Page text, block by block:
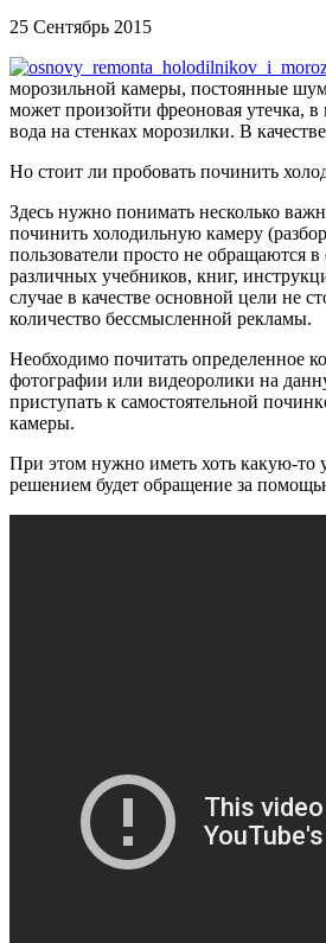
25 Сентябрь 2015
морозильной камеры, постоянные
может произойти фреоновая утечка, в
вода на стенках морозилки. В
Но стоит ли пробовать починить
Здесь нужно понимать несколько
починить холодильную камеру
пользователи просто не обращаются
различных учебников, книг,
случае в качестве основной цели не
количество бессмысленной рекламы.
Необходимо почитать определенное
фотографии или видеоролики на
приступать к самостоятельной
камеры.
При этом нужно иметь хоть какую-то
решением будет обращение за